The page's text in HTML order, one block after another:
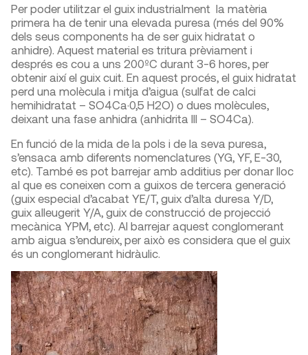
Per poder utilitzar el guix industrialment la matèria
primera ha de tenir una elevada puresa (més del 90%
dels seus components ha de ser guix hidratat o
anhidre). Aquest material es tritura prèviament i
després es cou a uns 200ºC durant 3-6 hores, per
obtenir així el guix cuit. En aquest procés, el guix hidratat
perd una molècula i mitja d’aigua (sulfat de calci
hemihidratat – SO4Ca·0,5 H2O) o dues molècules,
deixant una fase anhidra (anhidrita III – SO4Ca).
En funció de la mida de la pols i de la seva puresa,
s’ensaca amb diferents nomenclatures (YG, YF, E-30,
etc). També es pot barrejar amb additius per donar lloc
al que es coneixen com a guixos de tercera generació
(guix especial d’acabat YE/T, guix d’alta duresa Y/D,
guix alleugerit Y/A, guix de construcció de projecció
mecànica YPM, etc). Al barrejar aquest conglomerant
amb aigua s’endureix, per això es considera que el guix
és un conglomerant hidràulic.